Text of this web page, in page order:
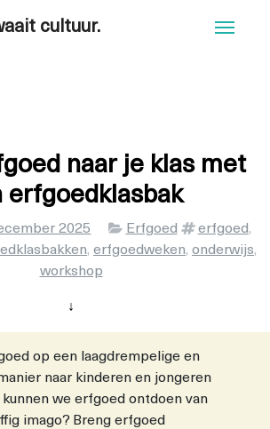
cultuur. Menu
naar je klas met
erfgoedklasbak
2025 Categorieën
Erfgoed Tags
erfgoed,
, erfgoedweken, onderwijs,
workshop
↓
op een laagdrempelige en
naar kinderen en jongeren
kunnen we erfgoed ontdoen van
imago? Breng erfgoed